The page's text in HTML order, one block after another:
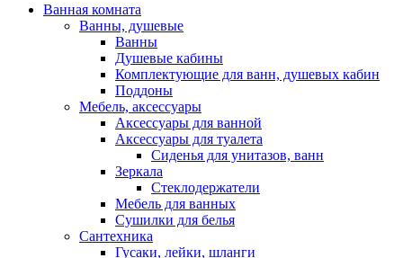
Ванная комната
Ванны, душевые
Ванны
Душевые кабины
Комплектующие для ванн, душевых кабин
Поддоны
Мебель, аксессуары
Аксессуары для ванной
Аксессуары для туалета
Сиденья для унитазов, ванн
Зеркала
Стеклодержатели
Мебель для ванных
Сушилки для белья
Сантехника
Гусаки, лейки, шланги